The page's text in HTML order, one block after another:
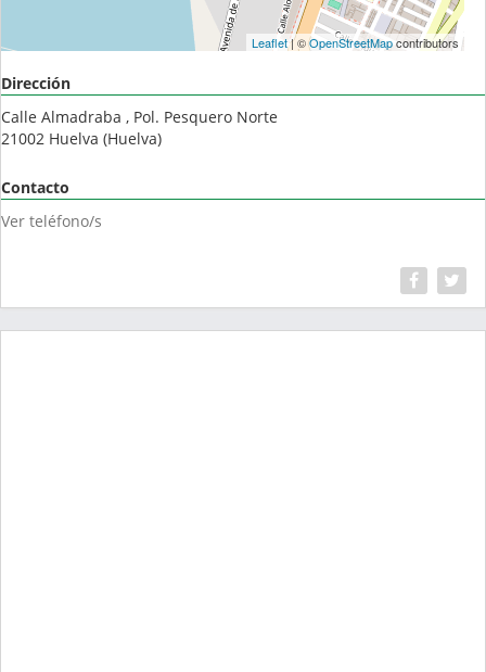
Leaflet| ©OpenStreetMapcontributors
Dirección
Calle Almadraba , Pol. Pesquero Norte
21002 Huelva (Huelva)
Contacto
Ver teléfono/s